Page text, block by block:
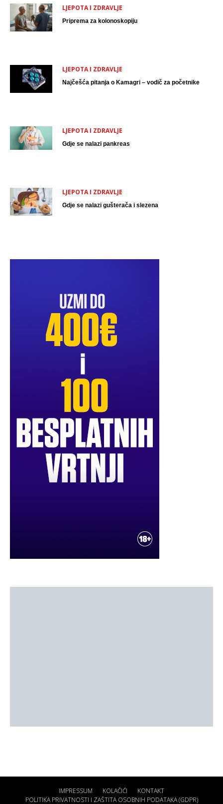
LJEPOTA I ZDRAVLJE
Priprema za kolonoskopiju
LJEPOTA I ZDRAVLJE
Najčešća pitanja o Kamagri – vodič za početnike
LJEPOTA I ZDRAVLJE
Gdje se nalazi pankreas
LJEPOTA I ZDRAVLJE
Gdje se nalazi gušterača i slezena
IMPRESSUM KOLAČIĆI
KONTAKT
POLITIKA PRIVATNOSTI I ZAŠTITA OSOBNIH PODATAKA (GDPR)